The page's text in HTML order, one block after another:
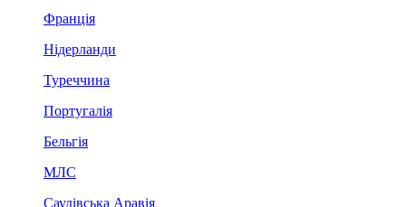
Франція
Нідерланди
Туреччина
Португалія
Бельгія
МЛС
Саудівська Аравія